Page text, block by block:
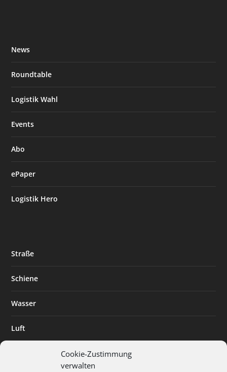
Cookie-Zustimmung
verwalten
News
Roundtable
Logistik Wahl
Events
Abo
ePaper
Logistik Hero
Straße
Schiene
Wasser
Luft